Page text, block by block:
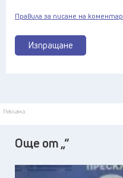
Изпращане
Правила за писане на коментар
Реклама
Още от „“